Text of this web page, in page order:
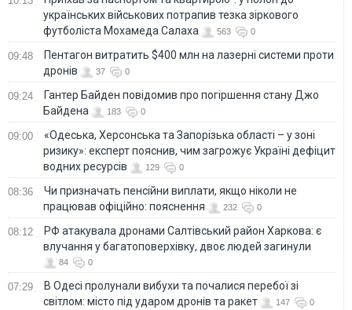
українських військових потрапив тезка зіркового
футболіста Мохамеда Салаха
563 0
09:48
Пентагон витратить $400 млн на лазерні системи проти
дронів
37 0
09:24
Гантер Байден повідомив про погіршення стану Джо
Байдена
183 0
09:00
«Одеська, Херсонська та Запорізька області – у зоні
ризику»: експерт пояснив, чим загрожує Україні дефіцит
водних ресурсів
129 0
08:36
Чи призначать пенсійни виплати, якщо ніколи не
працював офіційно: пояснення
232 0
08:12
РФ атакувала дронами Салтівський район Харкова: є
влучання у багатоповерхівку, двоє людей загинули
84 0
07:29
В Одесі пролунали вибухи та почалися перебої зі
світлом: місто під ударом дронів та ракет
147 0